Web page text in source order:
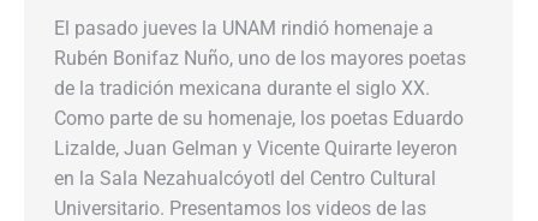
El pasado jueves la UNAM rindió homenaje a
Rubén Bonifaz Nuño, uno de los mayores poetas
de la tradición mexicana durante el siglo XX.
Como parte de su homenaje, los poetas Eduardo
Lizalde, Juan Gelman y Vicente Quirarte leyeron
en la Sala Nezahualcóyotl del Centro Cultural
Universitario. Presentamos los videos de las